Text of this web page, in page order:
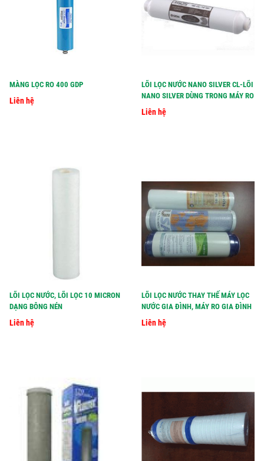
MÀNG LỌC RO 400 GDP
Liên hệ
LÕI LỌC NƯỚC NANO SILVER CL-LÕI
NANO SILVER DÙNG TRONG MÁY RO
Liên hệ
LÕI LỌC NƯỚC, LÕI LỌC 10 MICRON
DẠNG BÔNG NÉN
Liên hệ
LÕI LỌC NƯỚC THAY THẾ MÁY LỌC
NƯỚC GIA ĐÌNH, MÁY RO GIA ĐÌNH
Liên hệ